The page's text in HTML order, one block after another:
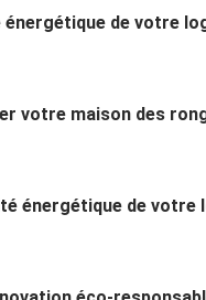
de votre
votre maison des
énergétique de votre